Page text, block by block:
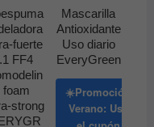
fuerte
FF4
foam
strong
Mascarilla
Antioxidante
Uso diario
EveryGreen
☀️Promoción
Verano: Usa